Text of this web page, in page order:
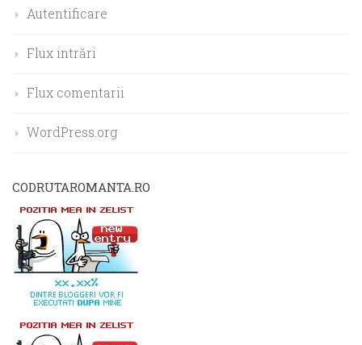
Autentificare
Flux intrări
Flux comentarii
WordPress.org
CODRUTAROMANTA.RO